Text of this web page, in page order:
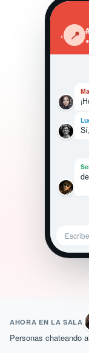
‹ 📍
AHORA EN LA SALA
Personas chateando